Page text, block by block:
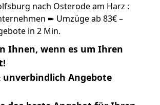
nach Osterode am Harz :
➨ Umzüge ab 83€ –
in 2 Min.
Ihnen, wenn es um Ihren
unverbindlich Angebote